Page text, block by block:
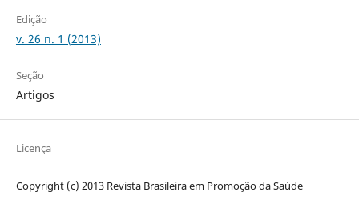
Edição
v. 26 n. 1 (2013)
Seção
Artigos
Licença
Copyright (c) 2013 Revista Brasileira em Promoção da Saúde